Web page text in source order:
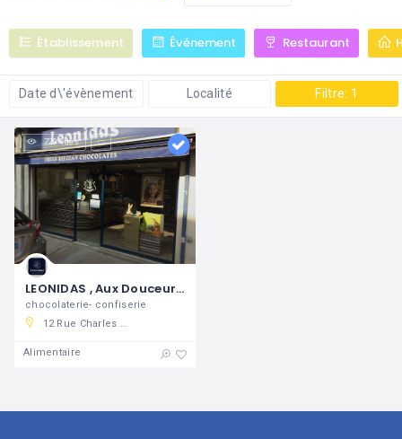
Établissement Événement Restaurant
Date d\'évènement Localité Filtre: 1
729 vues
LEONIDAS , Aux Douceurs de Laversine
chocolaterie- confiserie
12 Rue Charles De Gaulle, 60800 Crépy-en-Valois, France
Alimentaire